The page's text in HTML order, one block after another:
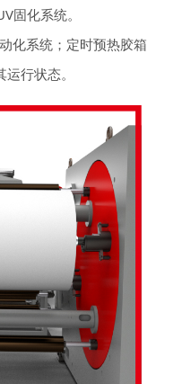
固化系统。
化系统；定时预热胶箱
行状态。